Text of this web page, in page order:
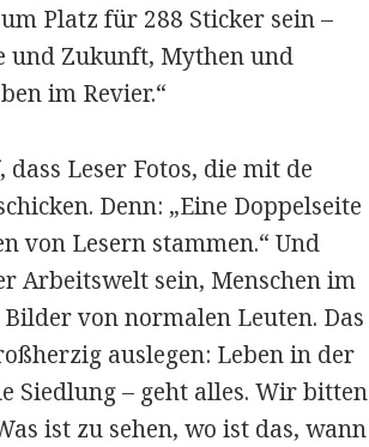
Platz für 288 Sticker sein –
und Zukunft, Mythen und
im Revier.“
Leser Fotos, die mit de
Denn: „Eine Doppelseite
von Lesern stammen.“ Und
Arbeitswelt sein, Menschen im
von normalen Leuten. Das
auslegen: Leben in der
Siedlung – geht alles. Wir bitten
ist zu sehen, wo ist das, wann